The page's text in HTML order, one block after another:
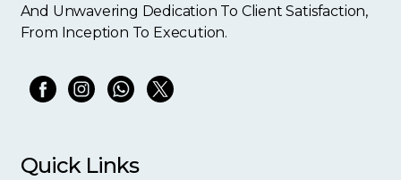
And Unwavering Dedication To Client Satisfaction,
From Inception To Execution.
Quick Links